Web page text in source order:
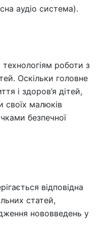
аудіо система).
роботи з
Оскільки головне
і здоров’я дітей,
малюків
безпечної
відповідна
статей,
нововведень у